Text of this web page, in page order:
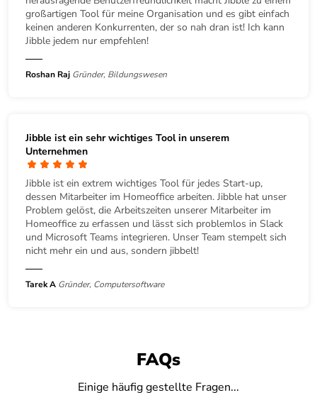
großartigen Tool für meine Organisation und es gibt einfach
keinen anderen Konkurrenten, der so nah dran ist! Ich kann
Jibble jedem nur empfehlen!
Roshan Raj Gründer, Bildungswesen
Jibble ist ein sehr wichtiges Tool in unserem
Unternehmen
Jibble ist ein extrem wichtiges Tool für jedes Start-up,
dessen Mitarbeiter im Homeoffice arbeiten. Jibble hat unser
Problem gelöst, die Arbeitszeiten unserer Mitarbeiter im
Homeoffice zu erfassen und lässt sich problemlos in Slack
und Microsoft Teams integrieren. Unser Team stempelt sich
nicht mehr ein und aus, sondern jibbelt!
Tarek A Gründer, Computersoftware
FAQs
Einige häufig gestellte Fragen...